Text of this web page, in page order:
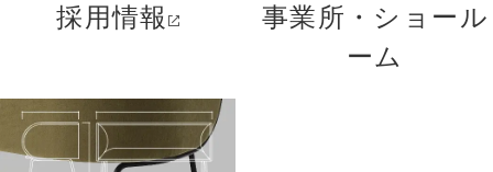
採用情報
事業所・ショール
ーム